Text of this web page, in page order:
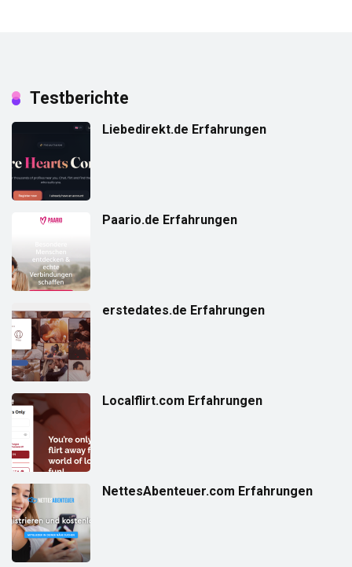
Testberichte
Liebedirekt.de Erfahrungen
Paario.de Erfahrungen
erstedates.de Erfahrungen
Localflirt.com Erfahrungen
NettesAbenteuer.com Erfahrungen